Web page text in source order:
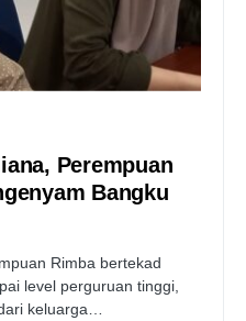
Perempuan
Bangku
Rimba bertekad
level perguruan tinggi,
keluarga…